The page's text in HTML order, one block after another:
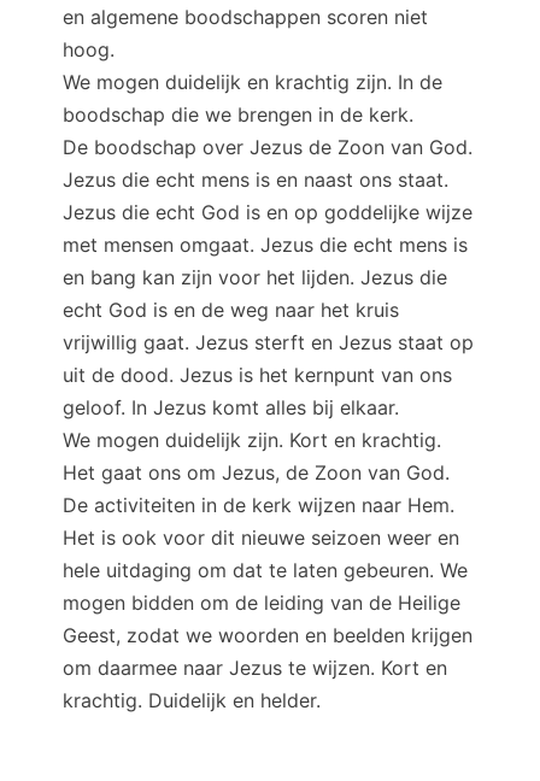
en algemene boodschappen scoren niet
hoog.
We mogen duidelijk en krachtig zijn. In de
boodschap die we brengen in de kerk.
De boodschap over Jezus de Zoon van God.
Jezus die echt mens is en naast ons staat.
Jezus die echt God is en op goddelijke wijze
met mensen omgaat. Jezus die echt mens is
en bang kan zijn voor het lijden. Jezus die
echt God is en de weg naar het kruis
vrijwillig gaat. Jezus sterft en Jezus staat op
uit de dood. Jezus is het kernpunt van ons
geloof. In Jezus komt alles bij elkaar.
We mogen duidelijk zijn. Kort en krachtig.
Het gaat ons om Jezus, de Zoon van God.
De activiteiten in de kerk wijzen naar Hem.
Het is ook voor dit nieuwe seizoen weer en
hele uitdaging om dat te laten gebeuren. We
mogen bidden om de leiding van de Heilige
Geest, zodat we woorden en beelden krijgen
om daarmee naar Jezus te wijzen. Kort en
krachtig. Duidelijk en helder.